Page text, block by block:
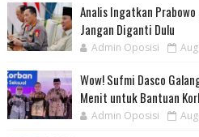
Analis Ingatkan Prabowo
Jangan Diganti Dulu
Admin Oposisi
Wow! Sufmi Dasco
Menit untuk Bantuan
Admin Oposisi